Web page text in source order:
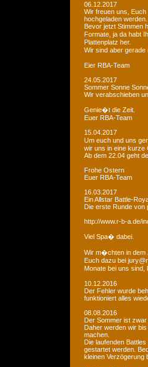
06.12.2017
Wir freuen uns,
hochgeladen werden.
Bevor jetzt Stimmen
Formate, ja da habt
Plattenplatz her.
Wir sind aber
Eier RBA-Team
24.05.2017
Sommer Sonne
Wir verabschieben
Genie�t die Zeit.
Euer RBA-Team
15.04.2017
Um euch und uns
wir uns in eine kurze
Ab dem 22.04 geht
Frohe Ostern
Euer RBA-Team
16.03.2017
Ein Allstar Battle-
Die erste Runde von
http://www.r-b-a.de/
Viel Spa� dabei.
Wir m�chten in dem
Euch dazu bei
Monate bei uns
10.12.2016
Der Fehler wurde
funktioniert alles
08.08.2016
Der Sommer ist
Daher werden wir
machen.
Die laufenden
gestartet werden.
kleinen Verzögerung